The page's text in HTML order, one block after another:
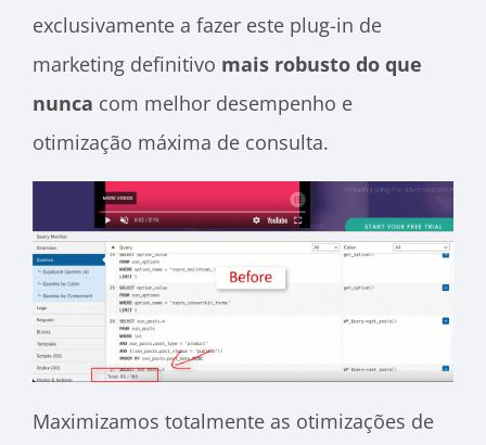
exclusivamente a fazer este plug-in de
marketing definitivo mais robusto do que
nunca com melhor desempenho e
otimização máxima de consulta.
Maximizamos totalmente as otimizações de